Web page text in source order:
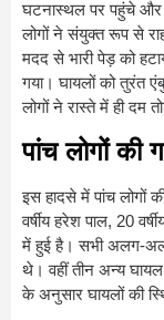
घटनास्थल पर पहुंचे और
लोगों ने संयुक्त रूप से
मदद से भारी पेड़ को
गया। घायलों को तुरंत
लोगों ने रास्ते में ही दम
पांच लोगों की
इस हादसे में पांच लोगों
वर्षीय हरेश पाल, 20
में हुई है। सभी अलग-
थे। वहीं तीन अन्य घायल
के अनुसार घायलों की